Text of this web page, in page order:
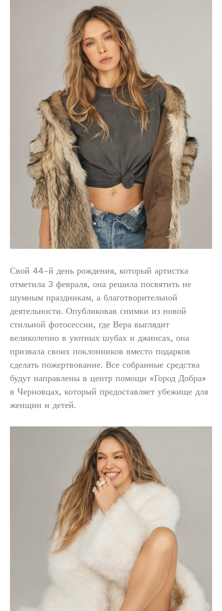
Свой 44-й день рождения, который артистка
отметила 3 февраля, она решила посвятить не
шумным праздникам, а благотворительной
деятельности. Опубликовав снимки из новой
стильной фотосессии, где Вера выглядит
великолепно в уютных шубах и джинсах, она
призвала своих поклонников вместо подарков
сделать пожертвование. Все собранные средства
будут направлены в центр помощи «Город Добра»
в Черновцах, который предоставляет убежище для
женщин и детей.